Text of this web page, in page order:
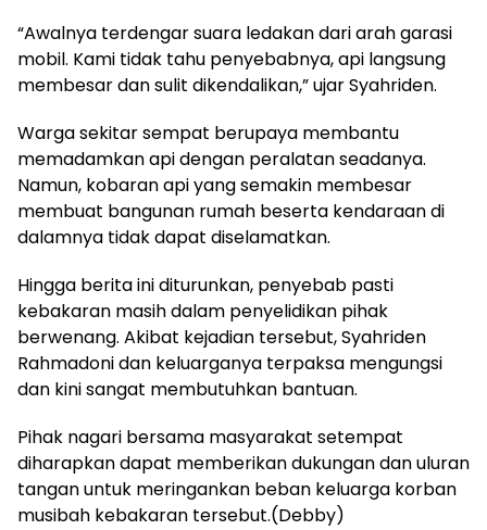
“Awalnya terdengar suara ledakan dari arah garasi
mobil. Kami tidak tahu penyebabnya, api langsung
membesar dan sulit dikendalikan,” ujar Syahriden.
Warga sekitar sempat berupaya membantu
memadamkan api dengan peralatan seadanya.
Namun, kobaran api yang semakin membesar
membuat bangunan rumah beserta kendaraan di
dalamnya tidak dapat diselamatkan.
Hingga berita ini diturunkan, penyebab pasti
kebakaran masih dalam penyelidikan pihak
berwenang. Akibat kejadian tersebut, Syahriden
Rahmadoni dan keluarganya terpaksa mengungsi
dan kini sangat membutuhkan bantuan.
Pihak nagari bersama masyarakat setempat
diharapkan dapat memberikan dukungan dan uluran
tangan untuk meringankan beban keluarga korban
musibah kebakaran tersebut.(Debby)